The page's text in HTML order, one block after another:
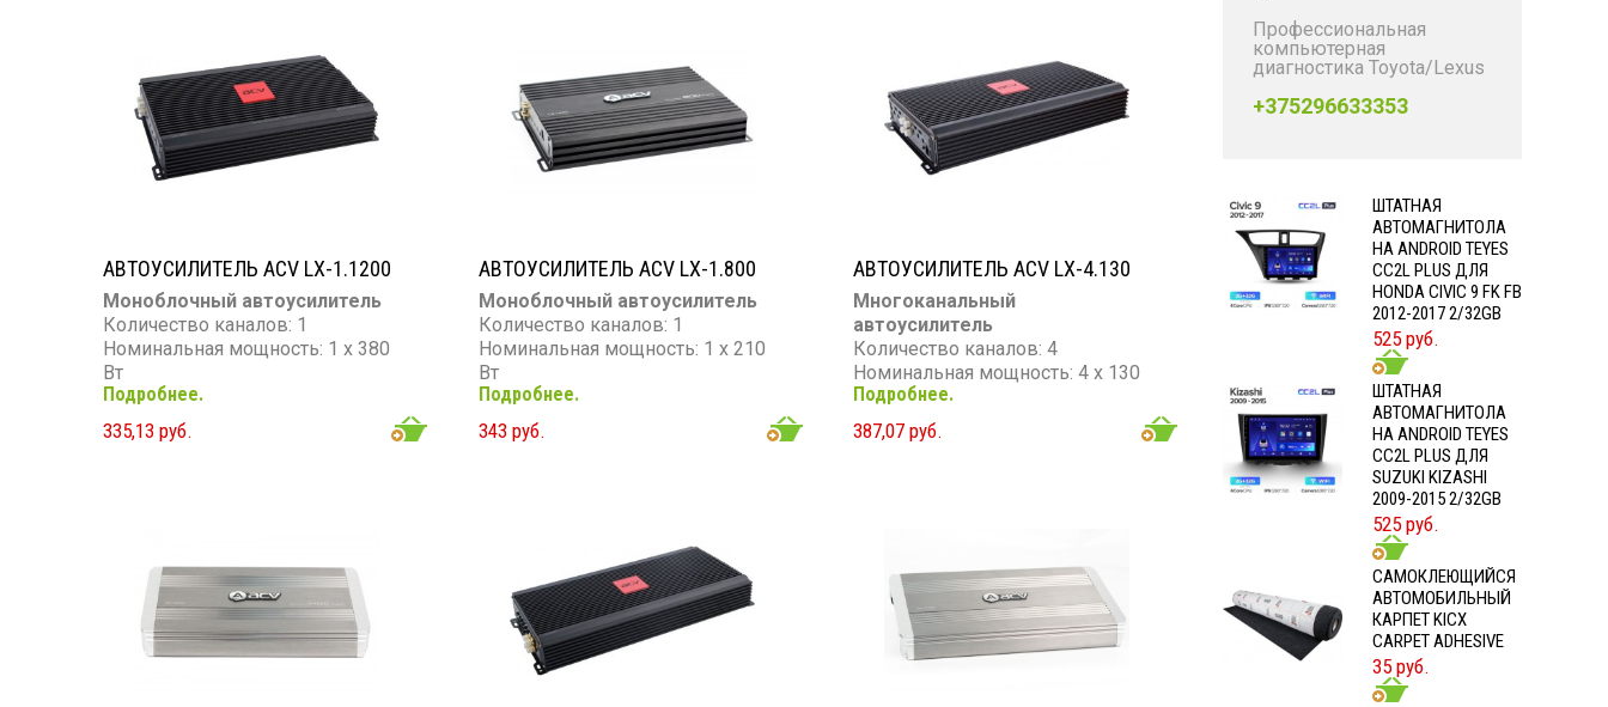
АВТОУСИЛИТЕЛЬ ACV LX-1.1200
Моноблочный автоусилитель
Количество каналов: 1
Номинальная мощность: 1 х 380
Вт
Максимальная мощность: 1 х 800
Вт
Частотный диапазон: 10 - 300 Гц
Подробнее.
335,13 руб.
АВТОУСИЛИТЕЛЬ ACV LX-1.800
Моноблочный автоусилитель
Количество каналов: 1
Номинальная мощность: 1 х 210
Вт
Максимальная мощность: 1 х 400
Вт
Частотный диапазон: 10 - 30 000
Подробнее.
343 руб.
АВТОУСИЛИТЕЛЬ ACV LX-4.130
Многоканальный
автоусилитель
Количество каналов: 4
Номинальная мощность: 4 х 130
Вт
Максимальная мощность: 4 х 200
Вт
Подробнее.
387,07 руб.
Профессиональная
компьютерная
диагностика Toyota/Lexus
+375296633353
ШТАТНАЯ
АВТОМАГНИТОЛА
НА ANDROID TEYES
CC2L PLUS ДЛЯ
HONDA CIVIC 9 FK FB
2012-2017 2/32GB
525 руб.
ШТАТНАЯ
АВТОМАГНИТОЛА
НА ANDROID TEYES
CC2L PLUS ДЛЯ
SUZUKI KIZASHI
2009-2015 2/32GB
525 руб.
CАМОКЛЕЮЩИЙСЯ
АВТОМОБИЛЬНЫЙ
КАРПЕТ KICX
CARPET ADHESIVE
35 руб.